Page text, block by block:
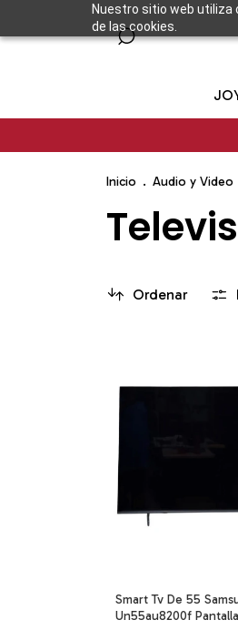
Nuestro sitio web utiliza
de las cookies.
Inicio . Audio y Video
Ordenar
Smart Tv De 55
Un55au8200f